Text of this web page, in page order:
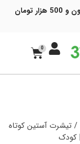
0
/ تیشرت آستین کوتاه